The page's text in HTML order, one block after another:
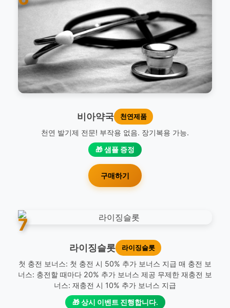
비아약국 천연제품
천연 발기제 전문! 부작용 없음. 장기복용 가능.
🎁 샘플 증정
구매하기
7
라이징슬롯 라이징슬롯
첫 충전 보너스: 첫 충전 시 50% 추가 보너스 지급 매 충전 보
너스: 충전할 때마다 20% 추가 보너스 제공 무제한 재충전 보
너스: 재충전 시 10% 추가 보너스 지급
🎁 상시 이벤트 진행합니다.